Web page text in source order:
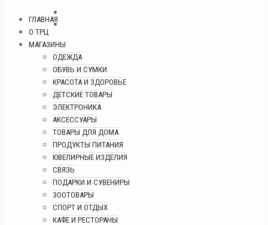
ГЛАВНАЯ
О ТРЦ
МАГАЗИНЫ
ОДЕЖДА
ОБУВЬ И СУМКИ
КРАСОТА И ЗДОРОВЬЕ
ДЕТСКИЕ ТОВАРЫ
ЭЛЕКТРОНИКА
АКСЕССУАРЫ
ТОВАРЫ ДЛЯ ДОМА
ПРОДУКТЫ ПИТАНИЯ
ЮВЕЛИРНЫЕ ИЗДЕЛИЯ
СВЯЗЬ
ПОДАРКИ И СУВЕНИРЫ
ЗООТОВАРЫ
СПОРТ И ОТДЫХ
КАФЕ И РЕСТОРАНЫ